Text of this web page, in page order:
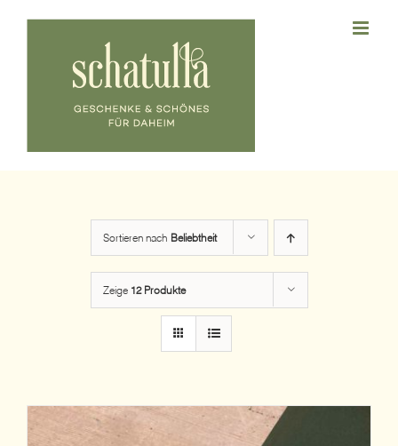
Sortieren nach Beliebtheit
Zeige 12 Produkte